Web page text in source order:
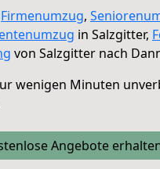
Firmenumzug,
in Salzgitter,
von Salzgitter nach
wenigen Minuten
Angebote